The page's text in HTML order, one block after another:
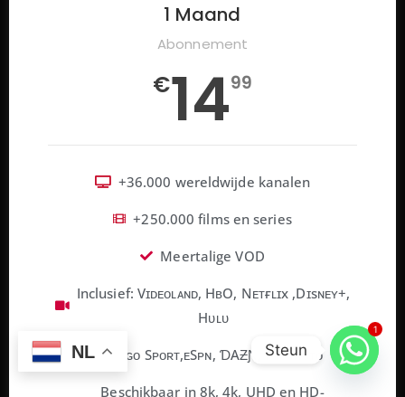
1 Maand
Abonnement
€1499
+36.000 wereldwijde kanalen
+250.000 films en series
Meertalige VOD
Inclusief: Vɪᴅᴇᴏʟᴀɴᴅ, HʙO, Nᴇᴛғʟɪx ,Dɪsɴᴇʏ+,
Hᴜʟᴜ
Zɪɢɢᴏ Sᴘᴏʀᴛ,ᴇSᴘɴ, ƊAƵƝ, F1+Mᴏᴛᴏ
Beschikbaar in 8k, 4k, UHD en HD-
NL
1
Steun